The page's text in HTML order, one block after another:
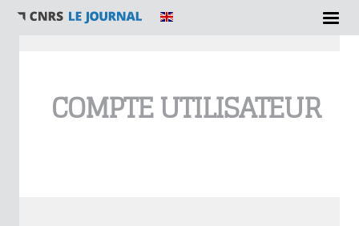
COMPTE UTILISATEUR